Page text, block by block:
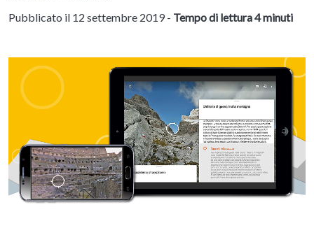
Pubblicato il 12 settembre 2019 - Tempo di lettura 4 minuti